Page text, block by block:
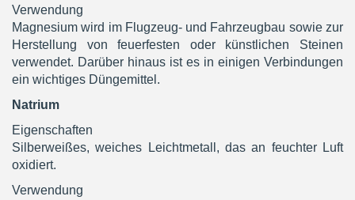
Verwendung
Magnesium wird im Flugzeug- und Fahrzeugbau sowie zur
Herstellung von feuerfesten oder künstlichen Steinen
verwendet. Darüber hinaus ist es in einigen Verbindungen
ein wichtiges Düngemittel.
Natrium
Eigenschaften
Silberweißes, weiches Leichtmetall, das an feuchter Luft
oxidiert.
Verwendung